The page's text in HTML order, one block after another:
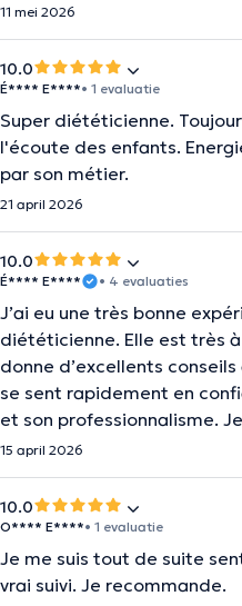
11 mei 2026
10.0
É**** E****• 1 evaluatie
Super diététicienne.
l'écoute des enfants.
par son métier.
21 april 2026
10.0
É**** E**** • 4 evaluaties
J’ai eu une très bonne
diététicienne. Elle est très
donne d’excellents
se sent rapidement en
et son professionnalisme.
15 april 2026
10.0
O**** E****• 1 evaluatie
Je me suis tout de suite
vrai suivi. Je recommande.